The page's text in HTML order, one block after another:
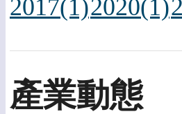
2017(1)2020(1)
產業動態